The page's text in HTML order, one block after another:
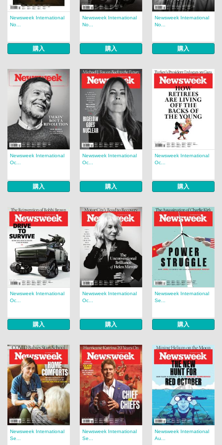
Newsweek International
No...
購入
Newsweek International
No...
購入
Newsweek International
No...
購入
Newsweek International
Oc...
購入
Newsweek International
Oc...
購入
Newsweek International
Oc...
購入
Newsweek International
Oc...
購入
Newsweek International
Oc...
購入
Newsweek International
Se...
購入
Newsweek International
Se...
Newsweek International
Se...
Newsweek International
Au...